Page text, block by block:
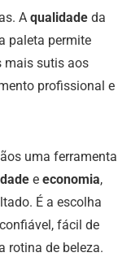
A qualidade da
paleta permite
mais sutis aos
profissional e
uma ferramenta
e economia,
É a escolha
fácil de
rotina de beleza.